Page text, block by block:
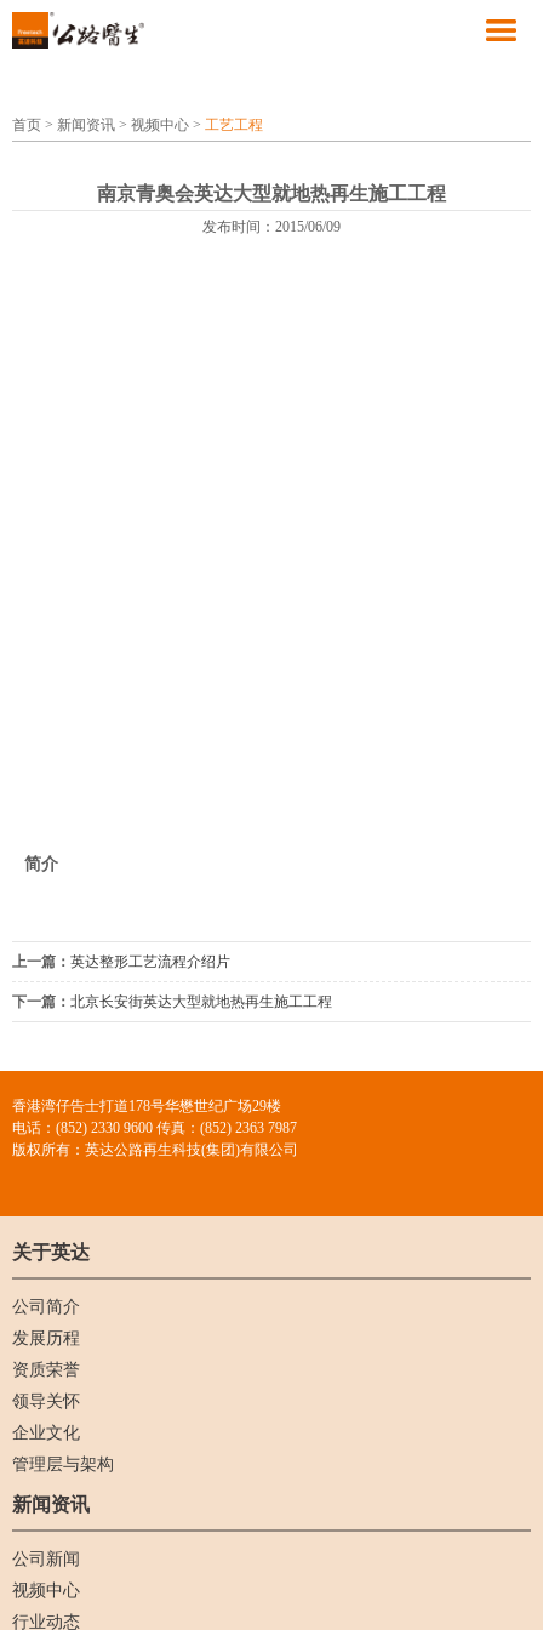
首页 > 新闻资讯 > 视频中心 > 工艺工程
南京青奥会英达大型就地热再生施工工程
发布时间：2015/06/09
简介
上一篇： 英达整形工艺流程介绍片
下一篇： 北京长安街英达大型就地热再生施工工程
香港湾仔告士打道178号华懋世纪广场29楼
电话：(852) 2330 9600 传真：(852) 2363 7987
版权所有：英达公路再生科技(集团)有限公司
关于英达
公司简介
发展历程
资质荣誉
领导关怀
企业文化
管理层与架构
新闻资讯
公司新闻
视频中心
行业动态